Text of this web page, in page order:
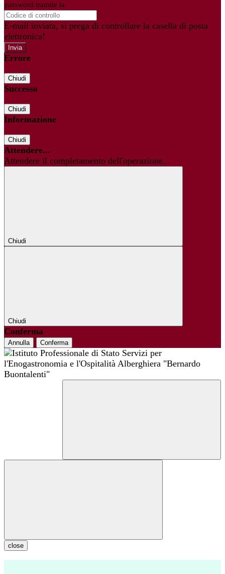
password tramite la
E-mail inviata, si prega di controllare la casella di posta
elettronica!
Errore
Chiudi
Successo
Chiudi
Informazione
Chiudi
Attendere...
Attendere il completamento dell'operazione...
Chiudi
Chiudi
Conferma
Annulla Conferma
close